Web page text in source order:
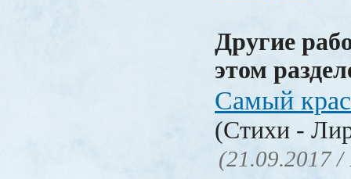
Другие
этом
Самый
(Стихи -
(21.09.2017 /